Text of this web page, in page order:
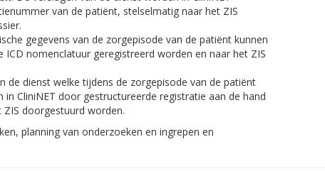
van de patiënt, stelselmatig naar het ZIS
gegevens van de zorgepisode van de patiënt kunnen
nomenclatuur geregistreerd worden en naar het ZIS
de dienst welke tijdens de zorgepisode van de patiënt
CliniNET door gestructureerde registratie aan de hand
doorgestuurd worden.
planning van onderzoeken en ingrepen en